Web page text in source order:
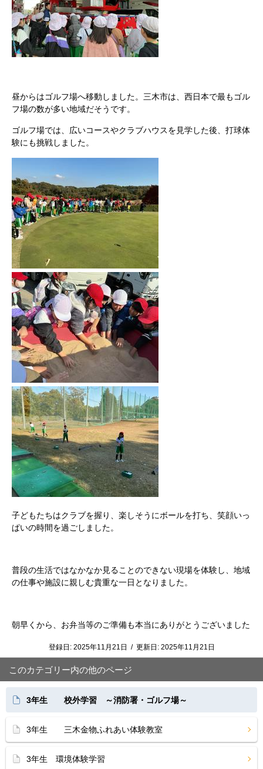
昼からはゴルフ場へ移動しました。三木市は、西日本で最もゴル
フ場の数が多い地域だそうです。
ゴルフ場では、広いコースやクラブハウスを見学した後、打球体
験にも挑戦しました。
子どもたちはクラブを握り、楽しそうにボールを打ち、笑顔いっ
ぱいの時間を過ごしました。
普段の生活ではなかなか見ることのできない現場を体験し、地域
の仕事や施設に親しむ貴重な一日となりました。
朝早くから、お弁当等のご準備も本当にありがとうございました
登録日: 2025年11月21日 / 更新日: 2025年11月21日
このカテゴリー内の他のページ
3年生 校外学習 ～消防署・ゴルフ場～
3年生 三木金物ふれあい体験教室
3年生 環境体験学習